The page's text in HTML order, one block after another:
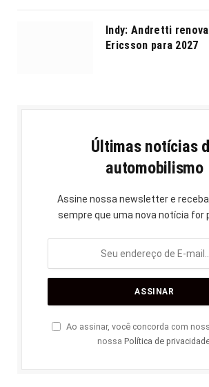
Indy: Andretti
Ericsson para 2027
Últimas notícias
automobilismo
Assine nossa newsletter e receba
sempre que uma nova notícia for
Ao assinar, você concorda com
nossa Política de